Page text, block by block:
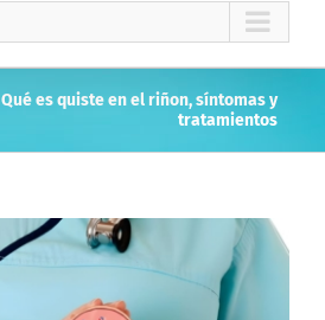
Qué es quiste en el riñon, síntomas y
tratamientos